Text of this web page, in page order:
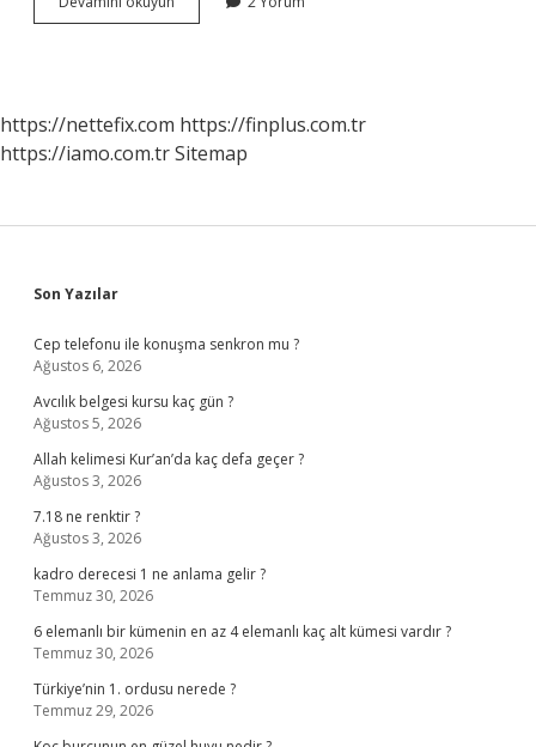
Burcu
https://nettefix.com https://finplus.com.tr
https://iamo.com.trSitemap
Sidebar
Son Yazılar
Cep telefonu ile konuşma senkron mu ?
Ağustos 6, 2026
Avcılık belgesi kursu kaç gün ?
Ağustos 5, 2026
Allah kelimesi Kur’an’da kaç defa geçer ?
Ağustos 3, 2026
7.18 ne renktir ?
Ağustos 3, 2026
kadro derecesi 1 ne anlama gelir ?
Temmuz 30, 2026
6 elemanlı bir kümenin en az 4 elemanlı kaç alt kümesi vardır ?
Temmuz 30, 2026
Türkiye’nin 1. ordusu nerede ?
Temmuz 29, 2026